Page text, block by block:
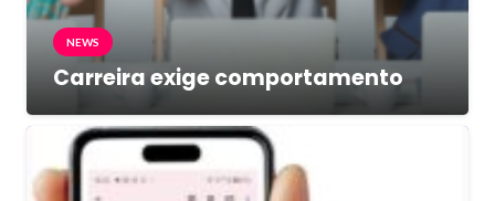
NEWS
Carreira exige comportamento